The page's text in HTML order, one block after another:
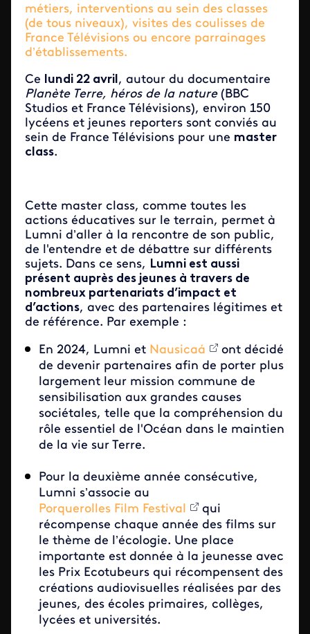
métiers, interventions au sein des classes
(de tous niveaux), visites des coulisses de
France Télévisions ou encore parrainages
d’établissements.
Ce lundi 22 avril, autour du documentaire
Planète Terre, héros de la nature(BBC
Studios et France Télévisions), environ 150
lycéens et jeunes reporters sont conviés au
sein de France Télévisions pour une master
class.
Cette master class, comme toutes les
actions éducatives sur le terrain, permet à
Lumni d’aller à la rencontre de son public,
de l'entendre et de débattre sur différents
sujets. Dans ce sens, Lumni est aussi
présent auprès des jeunes à travers de
nombreux partenariats d’impact et
d’actions, avec des partenaires légitimes et
de référence. Par exemple :
En 2024, Lumni et Nausicaá
ont décidé
de devenir partenaires afin de porter plus
largement leur mission commune de
sensibilisation aux grandes causes
sociétales, telle que la compréhension du
rôle essentiel de l'Océan dans le maintien
de la vie sur Terre.
Pour la deuxième année consécutive,
Lumni s’associe au
Porquerolles Film Festival
qui
récompense chaque année des films sur
le thème de l’écologie. Une place
importante est donnée à la jeunesse avec
les Prix Ecotubeurs qui récompensent des
créations audiovisuelles réalisées par des
jeunes, des écoles primaires, collèges,
lycées et universités.